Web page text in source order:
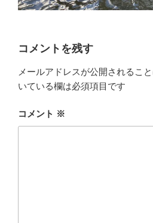
コメントを残す
メールアドレスが公開されること
いている欄は必須項目です
コメント ※